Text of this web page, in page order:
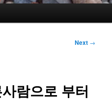
Next →
람으로 부터